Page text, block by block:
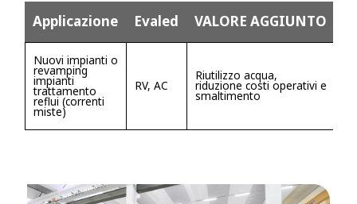
Applicazione Evaled VALORE AGGIUNTO
Nuovi impianti o
revamping
impianti
trattamento
reflui (correnti
miste)
RV, AC
Riutilizzo acqua,
riduzione costi operativi e
smaltimento